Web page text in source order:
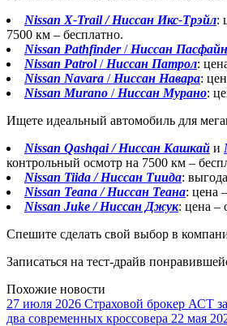
Nissan X-Trail / Ниссан Икс-Трэйл:
7500 км – бесплатно.
Nissan Pathfinder/ Ниссан
Nissan Patrol/ Ниссан Патрол:
Nissan Navara / Ниссан Навара:
Nissan Murano / Ниссан Мурано:
Ищете идеальный автомобиль для
Nissan Qashqai / Ниссан Кашкай и
контрольный осмотр на 7500 км –
Nissan Tiida / Ниссан Тиида:
Nissan Teana / Ниссан Теана: цена
Nissan Juke / Ниссан Джук: цена –
Спешите сделать свой выбор в
Записаться на тест-драйв
Похожие новости
27 июля 2026 Страховой брокер АСТ
два современных кроссовера 22 мая